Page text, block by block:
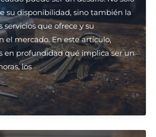
su disponibilidad, sino también la
servicios que ofrece y su
el mercado. En este artículo,
en profundidad qué implica ser un
los